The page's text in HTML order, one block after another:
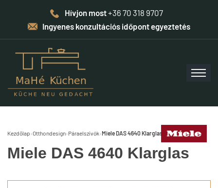
Hívjon most+36 70 318 9707
Ingyenes konzultációs időpont egyeztetés
Kezdőlap›Otthondesign› Páraelszívók›Miele DAS 4640 Klarglas
Miele DAS 4640 Klarglas